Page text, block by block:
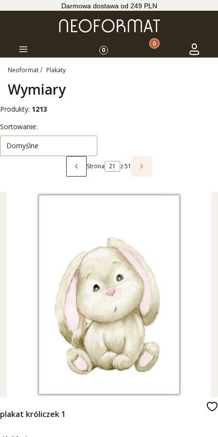
Darmowa dostawa od 249 PLN
Menu 0 Produkty w koszyku:
Koszyk Zaloguj
Neoformat Plakaty
Wymiary
Produkty: 1213
Lista produktów
Sortowanie:
Domyślne
Poprzednie produkty
Strona z 51 Następne produkty
plakat króliczek 1